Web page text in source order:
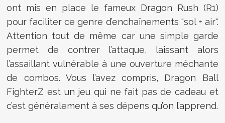
ont mis en place le fameux Dragon Rush (R1)
pour faciliter ce genre d’enchaînements "sol + air".
Attention tout de même car une simple garde
permet de contrer l’attaque, laissant alors
l’assaillant vulnérable à une ouverture méchante
de combos. Vous l’avez compris, Dragon Ball
FighterZ est un jeu qui ne fait pas de cadeau et
c’est généralement à ses dépens qu’on l’apprend.